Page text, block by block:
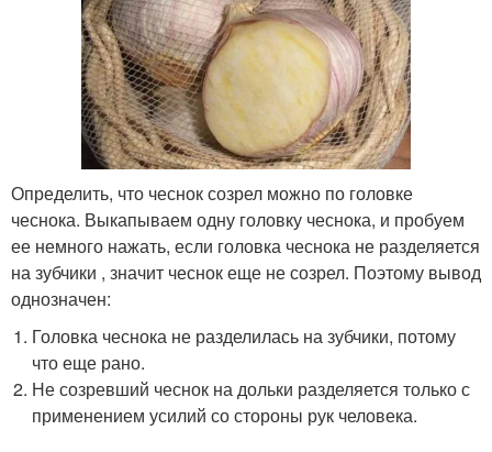
Определить, что чеснок созрел можно по головке
чеснока. Выкапываем одну головку чеснока, и пробуем
ее немного нажать, если головка чеснока не разделяется
на зубчики , значит чеснок еще не созрел. Поэтому вывод
однозначен:
Головка чеснока не разделилась на зубчики, потому
что еще рано.
Не созревший чеснок на дольки разделяется только с
применением усилий со стороны рук человека.